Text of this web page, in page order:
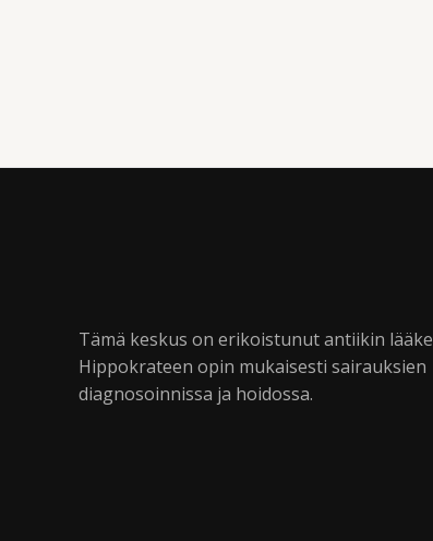
Tämä keskus on erikoistunut antiikin
Hippokrateen opin mukaisesti sairauksien
diagnosoinnissa ja hoidossa.